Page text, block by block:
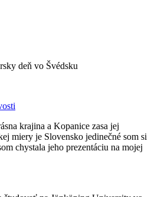
deň vo Švédsku
krajina a Kopanice zasa jej
miery je Slovensko jedinečné som si
chystala jeho prezentáciu na mojej